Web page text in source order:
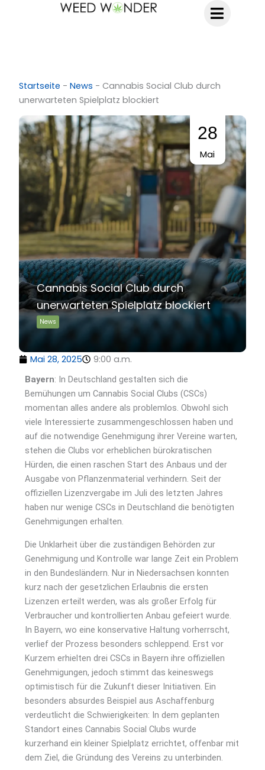
Startseite -News -Cannabis Social Club durch
unerwarteten Spielplatz blockiert
28
Mai
Cannabis Social Club durch
unerwarteten Spielplatz blockiert
News
Mai 28, 2025 9:00 a.m.
Bayern: In Deutschland gestalten sich die
Bemühungen um Cannabis Social Clubs (CSCs)
momentan alles andere als problemlos. Obwohl sich
viele Interessierte zusammengeschlossen haben und
auf die notwendige Genehmigung ihrer Vereine warten,
stehen die Clubs vor erheblichen bürokratischen
Hürden, die einen raschen Start des Anbaus und der
Ausgabe von Pflanzenmaterial verhindern. Seit der
offiziellen Lizenzvergabe im Juli des letzten Jahres
haben nur wenige CSCs in Deutschland die benötigten
Genehmigungen erhalten.
Die Unklarheit über die zuständigen Behörden zur
Genehmigung und Kontrolle war lange Zeit ein Problem
in den Bundesländern. Nur in Niedersachsen konnten
kurz nach der gesetzlichen Erlaubnis die ersten
Lizenzen erteilt werden, was als großer Erfolg für
Verbraucher und kontrollierten Anbau gefeiert wurde.
In Bayern, wo eine konservative Haltung vorherrscht,
verlief der Prozess besonders schleppend. Erst vor
Kurzem erhielten drei CSCs in Bayern ihre offiziellen
Genehmigungen, jedoch stimmt das keineswegs
optimistisch für die Zukunft dieser Initiativen. Ein
besonders absurdes Beispiel aus Aschaffenburg
verdeutlicht die Schwierigkeiten: In dem geplanten
Standort eines Cannabis Social Clubs wurde
kurzerhand ein kleiner Spielplatz errichtet, offenbar mit
dem Ziel, die Gründung des Vereins zu unterbinden.